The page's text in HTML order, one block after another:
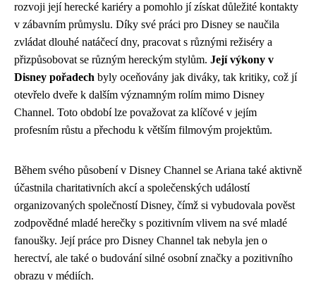
rozvoji její herecké kariéry a pomohlo jí získat důležité kontakty
v zábavním průmyslu. Díky své práci pro Disney se naučila
zvládat dlouhé natáčecí dny, pracovat s různými režiséry a
přizpůsobovat se různým hereckým stylům. Její výkony v
Disney pořadech byly oceňovány jak diváky, tak kritiky, což jí
otevřelo dveře k dalším významným rolím mimo Disney
Channel. Toto období lze považovat za klíčové v jejím
profesním růstu a přechodu k větším filmovým projektům.
Během svého působení v Disney Channel se Ariana také aktivně
účastnila charitativních akcí a společenských událostí
organizovaných společností Disney, čímž si vybudovala pověst
zodpovědné mladé herečky s pozitivním vlivem na své mladé
fanoušky. Její práce pro Disney Channel tak nebyla jen o
herectví, ale také o budování silné osobní značky a pozitivního
obrazu v médiích.